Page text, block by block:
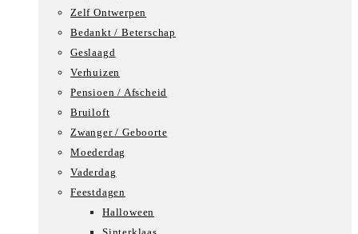
Zelf Ontwerpen
Bedankt / Beterschap
Geslaagd
Verhuizen
Pensioen / Afscheid
Bruiloft
Zwanger / Geboorte
Moederdag
Vaderdag
Feestdagen
Halloween